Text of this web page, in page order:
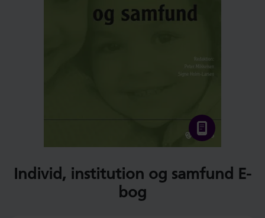
Individ, institution og samfund E-
bog